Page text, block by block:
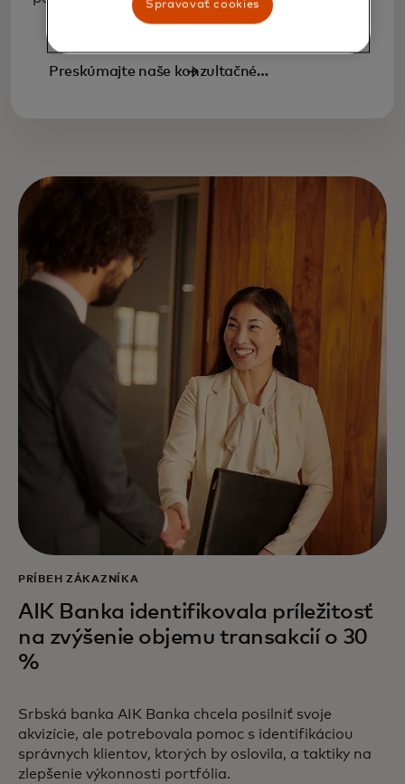
Preskúmajte naše konzultačné
PRÍBEH ZÁKAZNÍKA
AIK Banka identifikovala príležitosť
na zvýšenie objemu transakcií o 30
%
Srbská banka AIK Banka chcela posilniť svoje
akvizície, ale potrebovala pomoc s identifikáciou
správnych klientov, ktorých by oslovila, a taktiky na
zlepšenie výkonnosti portfólia.
Spravovať cookies